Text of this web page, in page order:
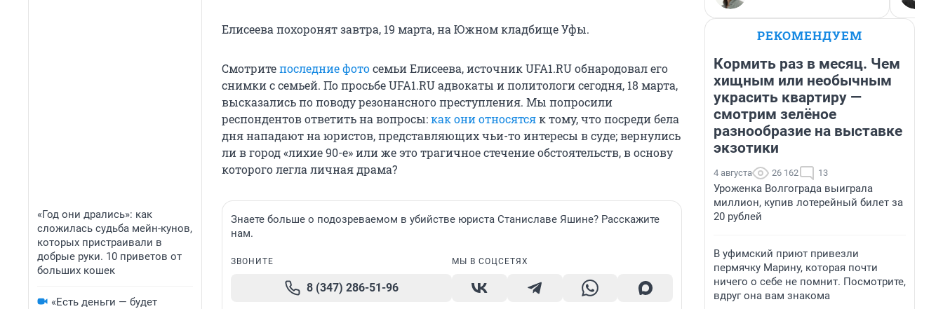
«Год они дрались»: как
сложилась судьба мейн-кунов,
которых пристраивали в
добрые руки. 10 приветов от
больших кошек
«Есть деньги — будет
Елисеева похоронят завтра, 19 марта, на Южном кладбище Уфы.
Смотритепоследние фотосемьи Елисеева, источник UFA1.RU обнародовал его
снимки с семьей. По просьбе UFA1.RU адвокаты и политологи сегодня, 18 марта,
высказались по поводу резонансного преступления. Мы попросили
респондентов ответить на вопросы:как они относятсяк тому, что посреди бела
дня нападают на юристов, представляющих чьи-то интересы в суде; вернулись
ли в город «лихие 90-е» или же это трагичное стечение обстоятельств, в основу
которого легла личная драма?
Знаете больше о подозреваемом в убийстве юриста Станиславе Яшине? Расскажите
нам.
ЗВОНИТЕ
8 (347) 286-51-96
МЫ В СОЦСЕТЯХ
РЕКОМЕНДУЕМ
Кормить раз в месяц. Чем
хищным или необычным
украсить квартиру —
смотрим зелёное
разнообразие на выставке
экзотики
4 августа 26 162 13
Уроженка Волгограда выиграла
миллион, купив лотерейный билет за
20 рублей
В уфимский приют привезли
пермячку Марину, которая почти
ничего о себе не помнит. Посмотрите,
вдруг она вам знакома